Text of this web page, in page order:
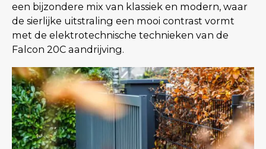
een bijzondere mix van klassiek en modern, waar
de sierlijke uitstraling een mooi contrast vormt
met de elektrotechnische technieken van de
Falcon 20C aandrijving.